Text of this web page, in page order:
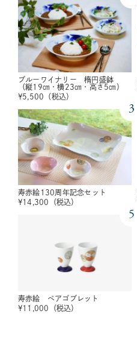
ブルーワイナリー 楕円盛鉢
（縦19㎝・横23㎝・高さ5㎝）
¥5,500 （税込）
3
寿赤絵130周年記念セット
¥14,300 （税込）
5
寿赤絵 ペアゴブレット
¥11,000 （税込）